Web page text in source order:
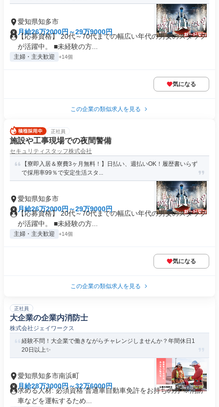
愛知県知多市
月給26万2000円～29万9000円
【応募資格】 20代～70代までの幅広い年代の男女のスタッフ
が活躍中。 ■未経験の方...
主婦・主夫歓迎 +14個
気になる
この企業の類似求人を見る
正社員
施設や工事現場での夜間警備
セキュリティスタッフ株式会社
【寮即入居＆寮費3ヶ月無料！】日払い、週払いOK！履歴書いらず
で採用率99％で安定生活スタ...
愛知県知多市
月給26万2000円～29万9000円
【応募資格】 20代～70代までの幅広い年代の男女のスタッフ
が活躍中。 ■未経験の方...
主婦・主夫歓迎 +14個
気になる
この企業の類似求人を見る
正社員
大企業の企業内消防士
株式会社ジェイワークス
経験不問！大企業で働きながらチャレンジしませんか？年間休日1
20日以上✨️
愛知県知多市南浜町
月給28万3000円～32万6000円
求める人材: 必須資格 普通車自動車免許をお持ちの方 ※消防
車などを運転するため...